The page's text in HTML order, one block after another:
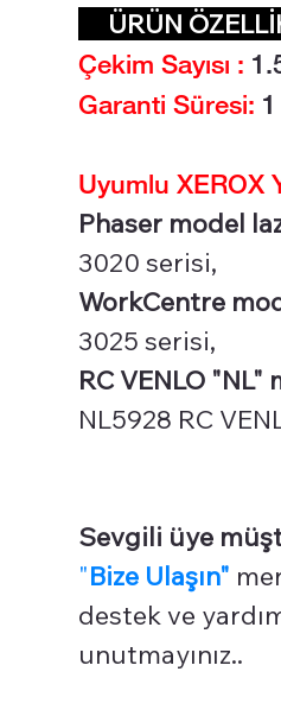
ÜRÜN
Çekim Sayısı :
Garanti Süresi: 1
Uyumlu XEROX
Phaser model
3020 serisi,
WorkCentre
3025 serisi,
RC VENLO "NL"
NL5928 RC
Sevgili üye
"Bize Ulaşın"
destek ve
unutmayınız..